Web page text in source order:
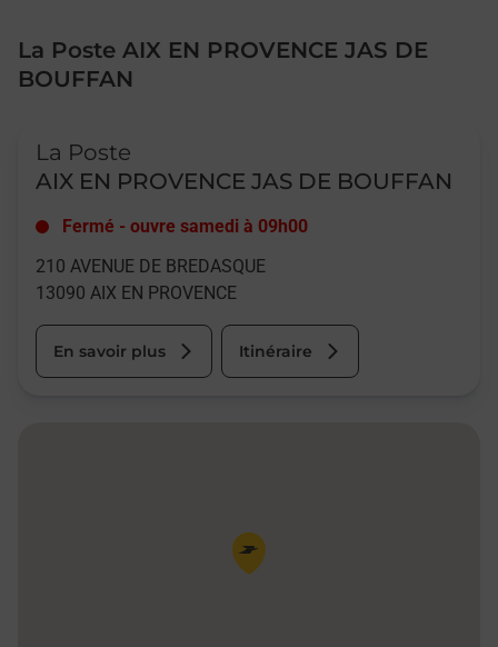
La Poste AIX EN PROVENCE JAS DE
BOUFFAN
La Poste
AIX EN PROVENCE JAS DE BOUFFAN
Fermé - ouvre samedi à 09h00
210 AVENUE DE BREDASQUE
13090 AIX EN PROVENCE
En savoir plus Itinéraire
Pin de la carte